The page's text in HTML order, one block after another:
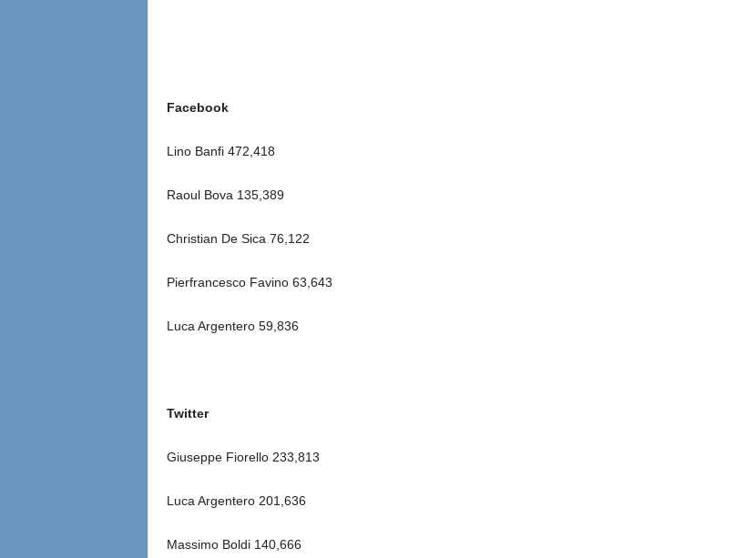
Facebook
Lino Banfi 472,418
Raoul Bova 135,389
Christian De Sica 76,122
Pierfrancesco Favino 63,643
Luca Argentero 59,836
Twitter
Giuseppe Fiorello 233,813
Luca Argentero 201,636
Massimo Boldi 140,666